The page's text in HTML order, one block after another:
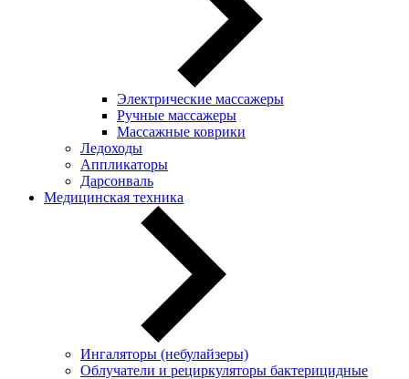
Электрические массажеры
Ручные массажеры
Массажные коврики
Ледоходы
Аппликаторы
Дарсонваль
Медицинская техника
Ингаляторы (небулайзеры)
Oблучатели и рециркуляторы бактерицидные